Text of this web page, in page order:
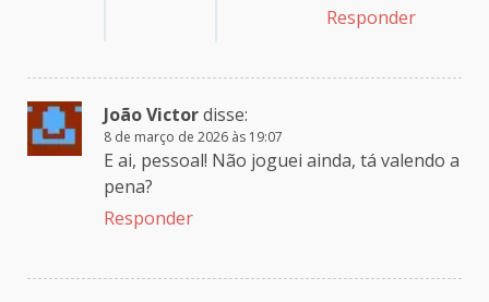
Responder
João Victordisse:
8 de março de 2026 às 19:07
E ai, pessoal! Não joguei ainda, tá valendo a
pena?
Responder